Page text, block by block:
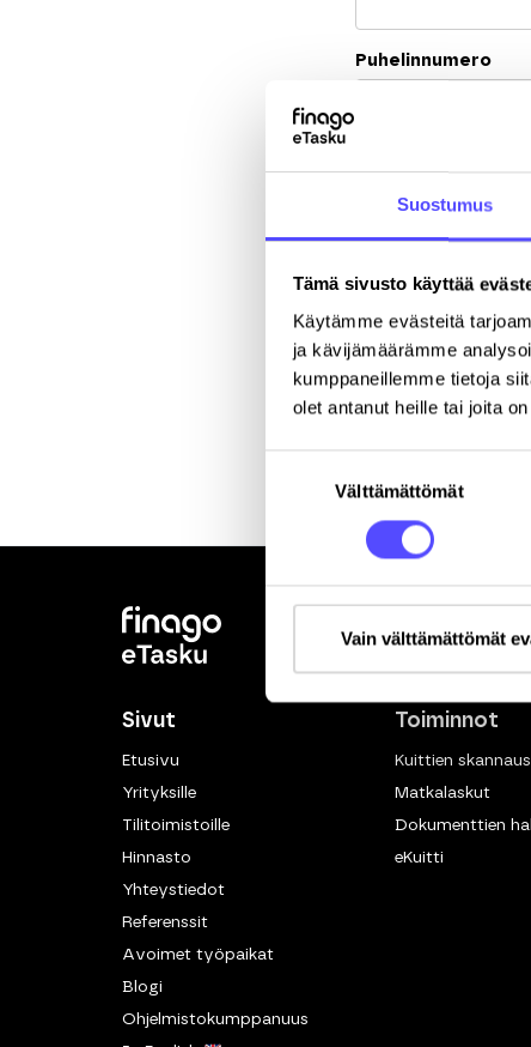
Suostumus
Tämä sivusto käyttää
Käytämme evästeitä
ja kävijämäärämme
kumppaneillemme tietoja
olet antanut heille tai joita
Välttämättömät
Vain välttämättömät
Puhelinnumero
Katuosoite
Sivut
Etusivu
Yrityksille
Tilitoimistoille
Hinnasto
Yhteystiedot
Referenssit
Avoimet työpaikat
Blogi
Ohjelmistokumppanuus
Toiminnot
Kuittien skannaus
Matkalaskut
Dokumenttien
eKuitti